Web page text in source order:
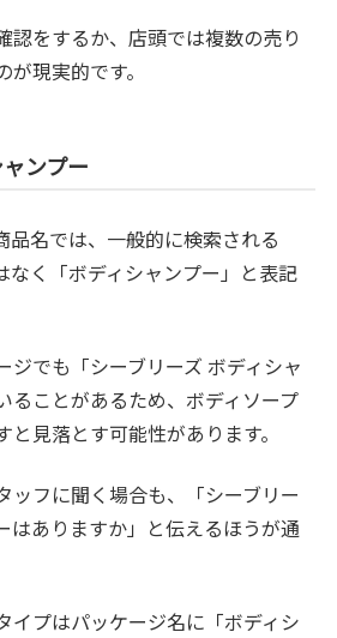
認をするか、店頭では複数の売り
現実的です。
ンプー
品名では、一般的に検索される
なく「ボディシャンプー」と表記
ジでも「シーブリーズ ボディシャ
ることがあるため、ボディソープ
と見落とす可能性があります。
ッフに聞く場合も、「シーブリー
はありますか」と伝えるほうが通
イプはパッケージ名に「ボディシ